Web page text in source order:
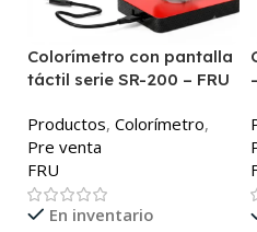
Colorímetro con pantalla
táctil serie SR-200 – FRU
Productos, Colorímetro,
Pre venta
FRU
En inventario